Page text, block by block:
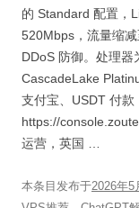
的 Standard 配置，
520Mbps，流量缩
DDoS 防御。处理
CascadeLake
支付宝、USDT 付款
https://
运营，英国 …
本条目发布于2026年5